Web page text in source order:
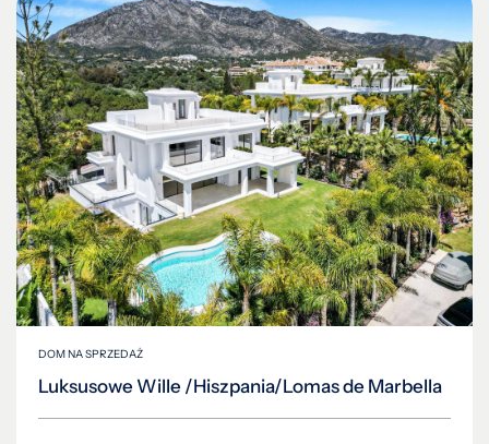
DOM NA SPRZEDAŻ
Luksusowe Wille /Hiszpania/Lomas de Marbella